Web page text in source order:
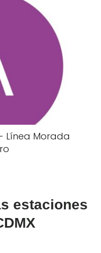
Línea Morada
estaciones